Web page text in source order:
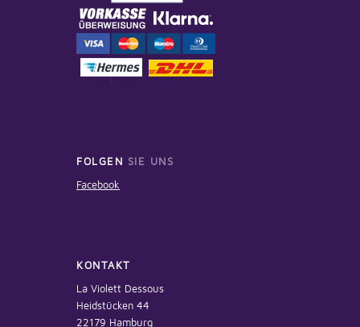
FOLGEN SIE UNS
Facebook
KONTAKT
La Violett Dessous
Heidstücken 44
22179 Hamburg